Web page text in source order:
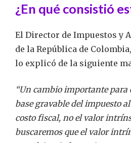
¿En qué consistió
El Director de Impuestos y
de la República de
lo explicó de la siguiente
“Un cambio importante para
base gravable del impuesto
costo fiscal, no el valor
buscaremos que el valor